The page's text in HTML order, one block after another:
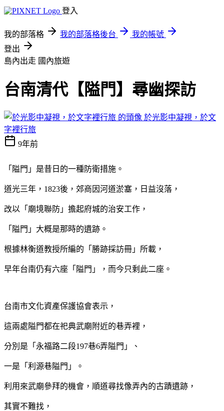
登入
我的部落格 我的部落格後台
我的帳號
登出
島內出走 國內旅遊
台南清代【隘門】尋幽探訪
於光影中凝視，於文
字裡行旅
9年前
「隘門」是昔日的一種防衛措施。
道光三年，1823後，郊商因河道淤塞，日益沒落，
改以「廟境聯防」擔起府城的治安工作，
「隘門」大概是那時的遺跡。
根據林衡道教授所編的「勝跡採訪冊」所載，
早年台南仍有六座「隘門」，而今只剩此二座。
台南市文化資產保護協會表示，
這兩處隘門都在祀典武廟附近的巷弄裡，
分別是「永福路二段197巷6弄隘門」、
一是「利源巷隘門」。
利用來武廟參拜的機會，順道尋找像弄內的古蹟遺跡，
其實不難找，